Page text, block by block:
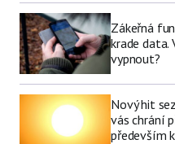
Zákeřná
krade data.
vypnout?
Nový hit
vás chrání
především